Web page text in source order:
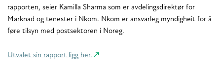
rapporten, seier Kamilla Sharma som er avdelingsdirektør for
Marknad og tenester i Nkom. Nkom er ansvarleg myndigheit for å
føre tilsyn med postsektoren i Noreg.
Utvalet sin rapport ligg her.